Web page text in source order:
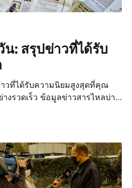
น: สรุปข่าวที่ได้รับ
วที่ได้รับความนิยมสูงสุดที่คุณ
ขึ้นรอบตัวจึงเป็นสิ่งจำเป็นอย่าง